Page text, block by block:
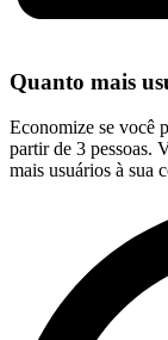
Quanto mais
Economize se você
partir de 3 pessoas.
mais usuários à sua